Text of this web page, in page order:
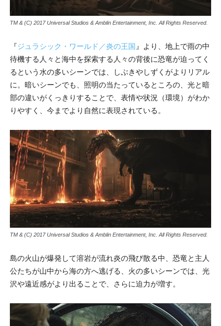
TM & (C) 2017 Universal Studios & Amblin Entertainment, Inc. All Rights Reserved.
『ジュラシック・ワールド／炎の王国 』より、地上で雨の中
待機する人々と海中を探索する人々の背後に恐竜が迫ってく
るという水の多いシーンでは、しぶきやしずくがよりリアル
に。暗いシーンでも、照明の当たっているところの、光と暗
部の違いがくっきりすることで、表情や状況（環境）がわか
りやすく、今までより自然に表現されている。
TM & (C) 2017 Universal Studios & Amblin Entertainment, Inc. All Rights Reserved.
島の火山が爆発して溶岩が流れ炎の飛び散る中、恐竜と主人
公たちが山中から海の方へ逃げる、火の多いシーンでは、光
沢や遠近感がより出ることで、さらに迫力が増す。